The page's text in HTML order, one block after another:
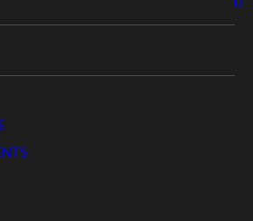
Jardin – Calendrier
2025